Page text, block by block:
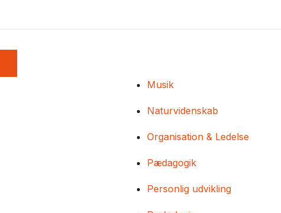
Musik
Naturvidenskab
Organisation & Ledelse
Pædagogik
Personlig udvikling